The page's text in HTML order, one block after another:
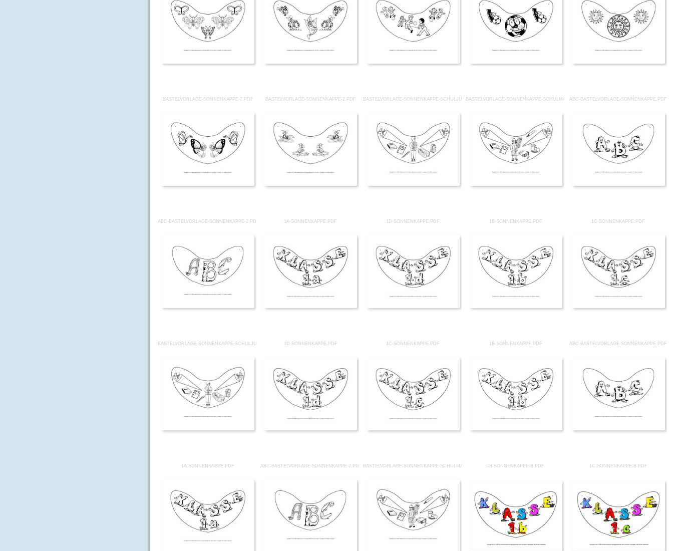
BASTELVORLAGE-SONNENKAPPE-7.PDF BASTELVORLAGE-SONNENKAPPE-2.PDF BASTELVORLAGE-SONNENKAPPE-SCHULJUNGE.PDFBASTELVORLAGE-SONNENKAPPE-SCHULMÄDCHEN.PDFABC-BASTELVORLAGE-SONNENKAPPE.PDF
ABC-BASTELVORLAGE-SONNENKAPPE-2.PDF 1A-SONNENKAPPE.PDF 1D-SONNENKAPPE.PDF 1B-SONNENKAPPE.PDF 1C-SONNENKAPPE.PDF
BASTELVORLAGE-SONNENKAPPE-SCHULJUNGE.PDF 1D-SONNENKAPPE.PDF 1C-SONNENKAPPE.PDF 1B-SONNENKAPPE.PDF ABC-BASTELVORLAGE-SONNENKAPPE.PDF
1A-SONNENKAPPE.PDF ABC-BASTELVORLAGE-SONNENKAPPE-2.PDF BASTELVORLAGE-SONNENKAPPE-SCHULMÄDCHEN.PDF1B-SONNENKAPPE-B.PDF 1C-SONNENKAPPE-B.PDF